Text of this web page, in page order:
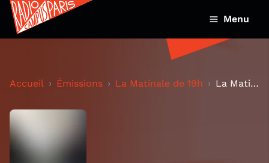
Menu
Accueil Émissions La Matinale de 19h La Matinale du 19/05/15 - Réforme du Collège et Sh...